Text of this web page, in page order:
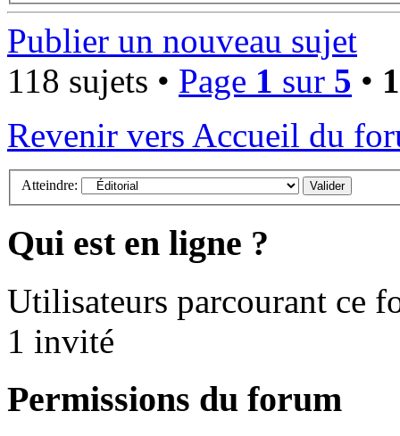
Publier un nouveau sujet
118 sujets • Page 1 sur 5 • 1
Revenir vers Accueil du
Atteindre:
Qui est en ligne ?
Utilisateurs parcourant ce
1 invité
Permissions du forum